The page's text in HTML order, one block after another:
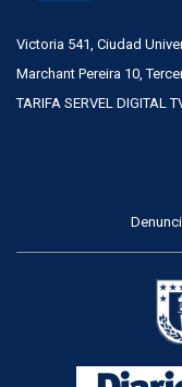
Victoria 541, Ciudad
Marchant Pereira 10,
TARIFA SERVEL DIGITAL